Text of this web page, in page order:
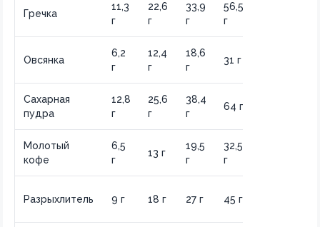
Гречка
11,3
г
22,6
г
33,9
г
56,5
г
Овсянка
6,2
г
12,4
г
18,6
г
31 г
Сахарная
пудра
12,8
г
25,6
г
38,4
г
64 г
Молотый
кофе
6,5
г
13 г
19,5
г
32,5
г
Разрыхлитель 9 г 18 г 27 г 45 г